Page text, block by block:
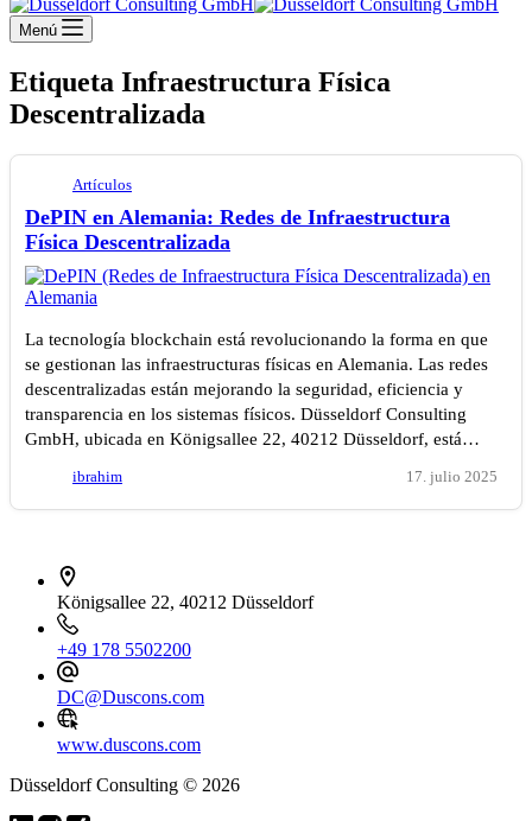
Menú
Etiqueta Infraestructura Física
Descentralizada
Artículos
DePIN en Alemania: Redes de Infraestructura
Física Descentralizada
La tecnología blockchain está revolucionando la forma en que
se gestionan las infraestructuras físicas en Alemania. Las redes
descentralizadas están mejorando la seguridad, eficiencia y
transparencia en los sistemas físicos. Düsseldorf Consulting
GmbH, ubicada en Königsallee 22, 40212 Düsseldorf, está…
ibrahim 17. julio 2025
Königsallee 22, 40212 Düsseldorf
+49 178 5502200
DC@Duscons.com
www.duscons.com
Düsseldorf Consulting © 2026